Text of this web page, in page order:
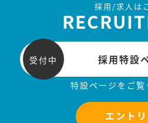
採用/求人は
受付中 採用特設
特設ページをご覧
エント